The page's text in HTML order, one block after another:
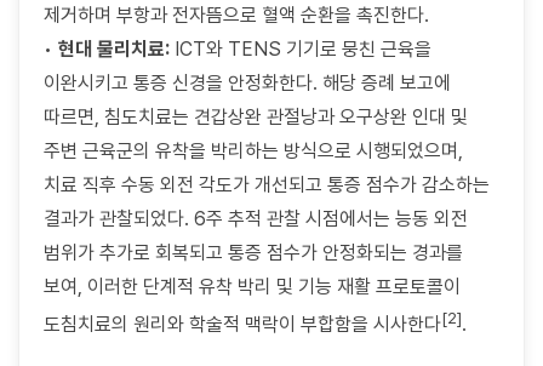
제거하며 부항과 전자뜸으로 혈액 순환을 촉진한다.
• 현대 물리치료: ICT와 TENS 기기로 뭉친 근육을
이완시키고 통증 신경을 안정화한다. 해당 증례 보고에
따르면, 침도치료는 견갑상완 관절낭과 오구상완 인대 및
주변 근육군의 유착을 박리하는 방식으로 시행되었으며,
치료 직후 수동 외전 각도가 개선되고 통증 점수가 감소하는
결과가 관찰되었다. 6주 추적 관찰 시점에서는 능동 외전
범위가 추가로 회복되고 통증 점수가 안정화되는 경과를
보여, 이러한 단계적 유착 박리 및 기능 재활 프로토콜이
도침치료의 원리와 학술적 맥락이 부합함을 시사한다[2].